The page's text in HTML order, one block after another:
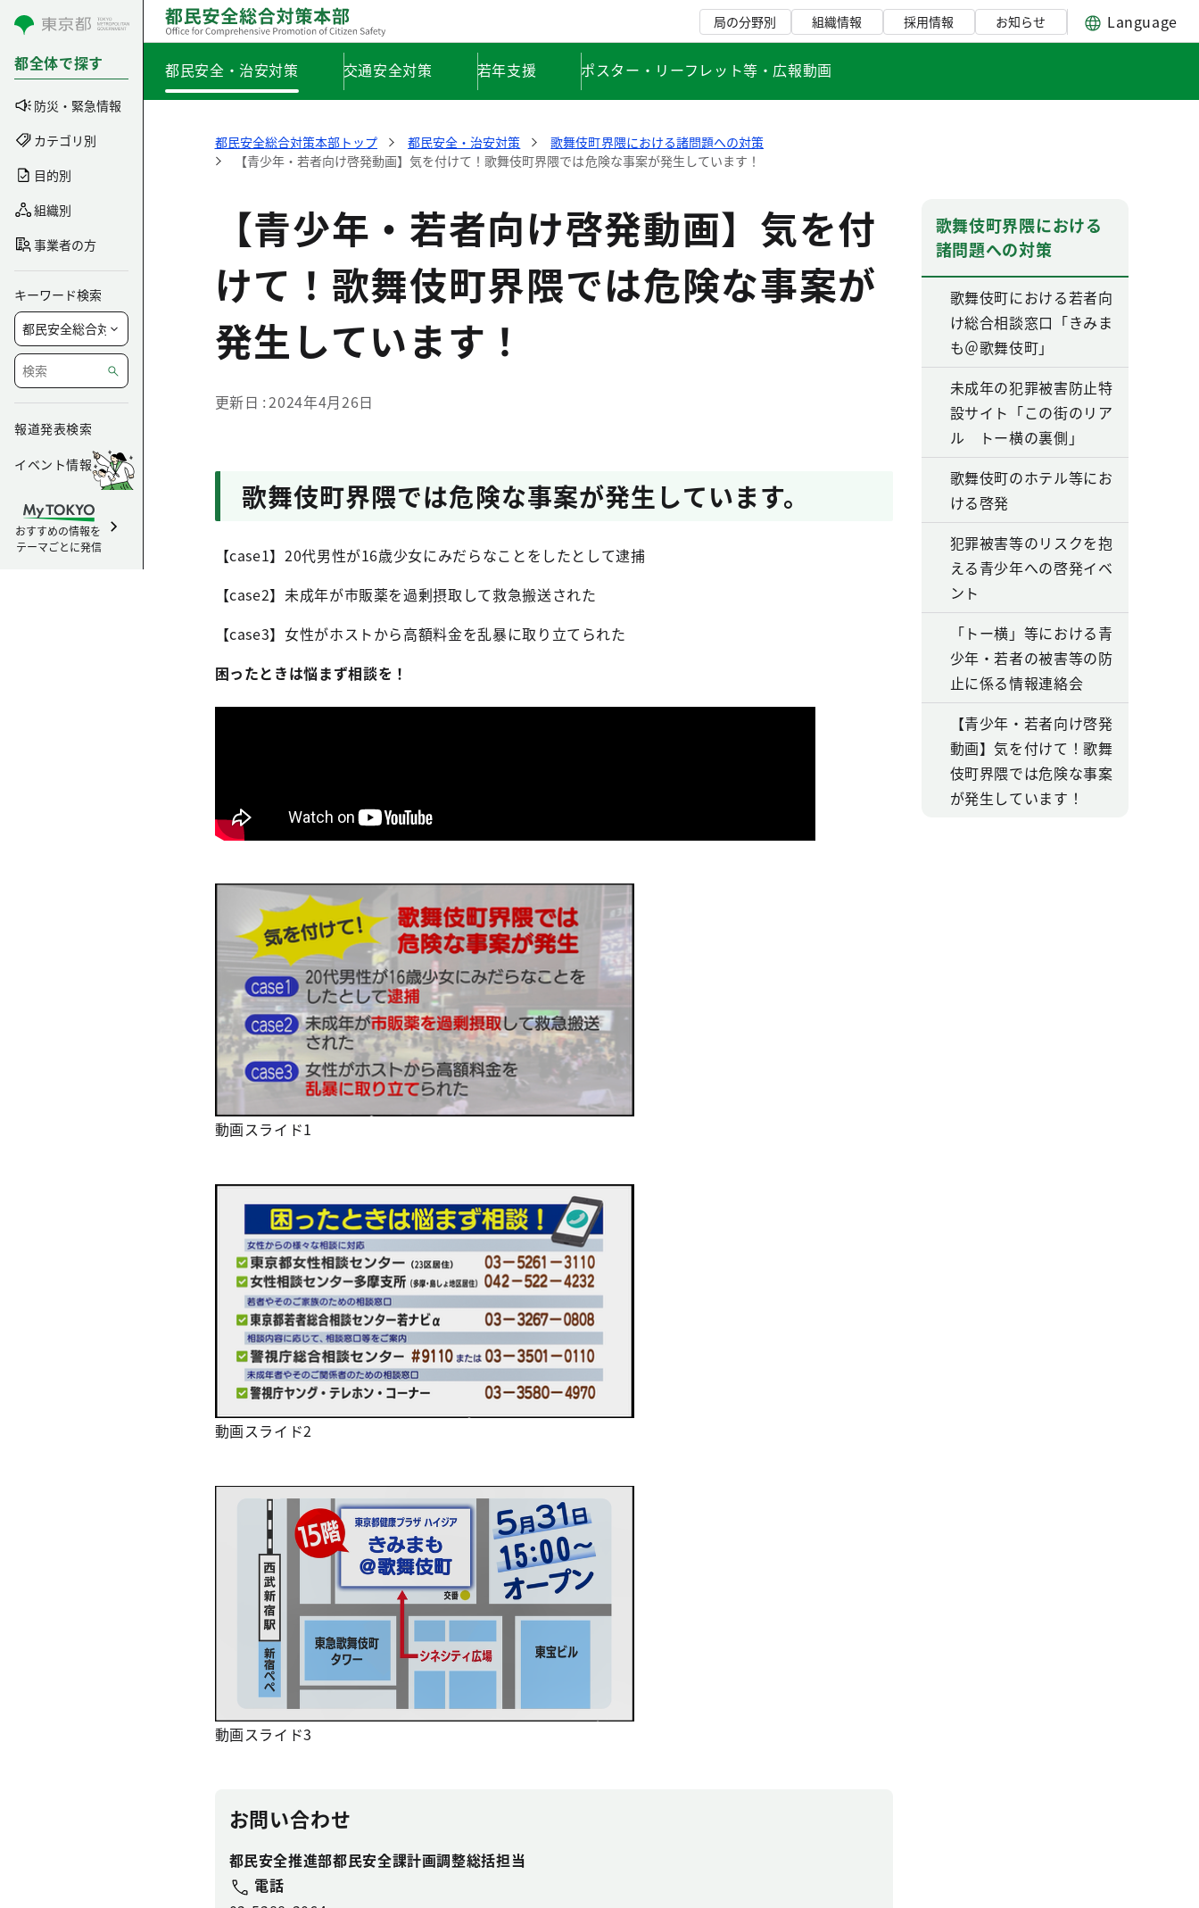
コンテンツにスキップ
都全体で探す
防災・緊急情報
カテゴリ別
目的別
組織別
事業者の方
キーワード検索
報道発表検索
イベント情報
おすすめの情報を
テーマごとに発信
局の分野別 組織情報 採用情報 お知らせ Language
都民安全・治安対策 交通安全対策 若年支援 ポスター・リーフレット等・広報動画
都民安全総合対策本部トップ 都民安全・治安対策
歌舞伎町界隈における諸問題への対策
【青少年・若者向け啓発動画】気を付けて！歌舞伎町界隈では危険な事案が発生しています！
【青少年・若者向け啓発動画】気を付
けて！歌舞伎町界隈では危険な事案が
発生しています！
更新日 2024年4月26日
歌舞伎町界隈では危険な事案が発生しています。
【case1】20代男性が16歳少女にみだらなことをしたとして逮捕
【case2】未成年が市販薬を過剰摂取して救急搬送された
【case3】女性がホストから高額料金を乱暴に取り立てられた
困ったときは悩まず相談を！
動画スライド1
動画スライド2
動画スライド3
お問い合わせ
都民安全推進部都民安全課計画調整総括担当
電話
歌舞伎町界隈における
諸問題への対策
歌舞伎町における若者向
け総合相談窓口「きみま
も＠歌舞伎町」
未成年の犯罪被害防止特
設サイト「この街のリア
ル トー横の裏側」
歌舞伎町のホテル等にお
ける啓発
犯罪被害等のリスクを抱
える青少年への啓発イベ
ント
「トー横」等における青
少年・若者の被害等の防
止に係る情報連絡会
【青少年・若者向け啓発
動画】気を付けて！歌舞
伎町界隈では危険な事案
が発生しています！